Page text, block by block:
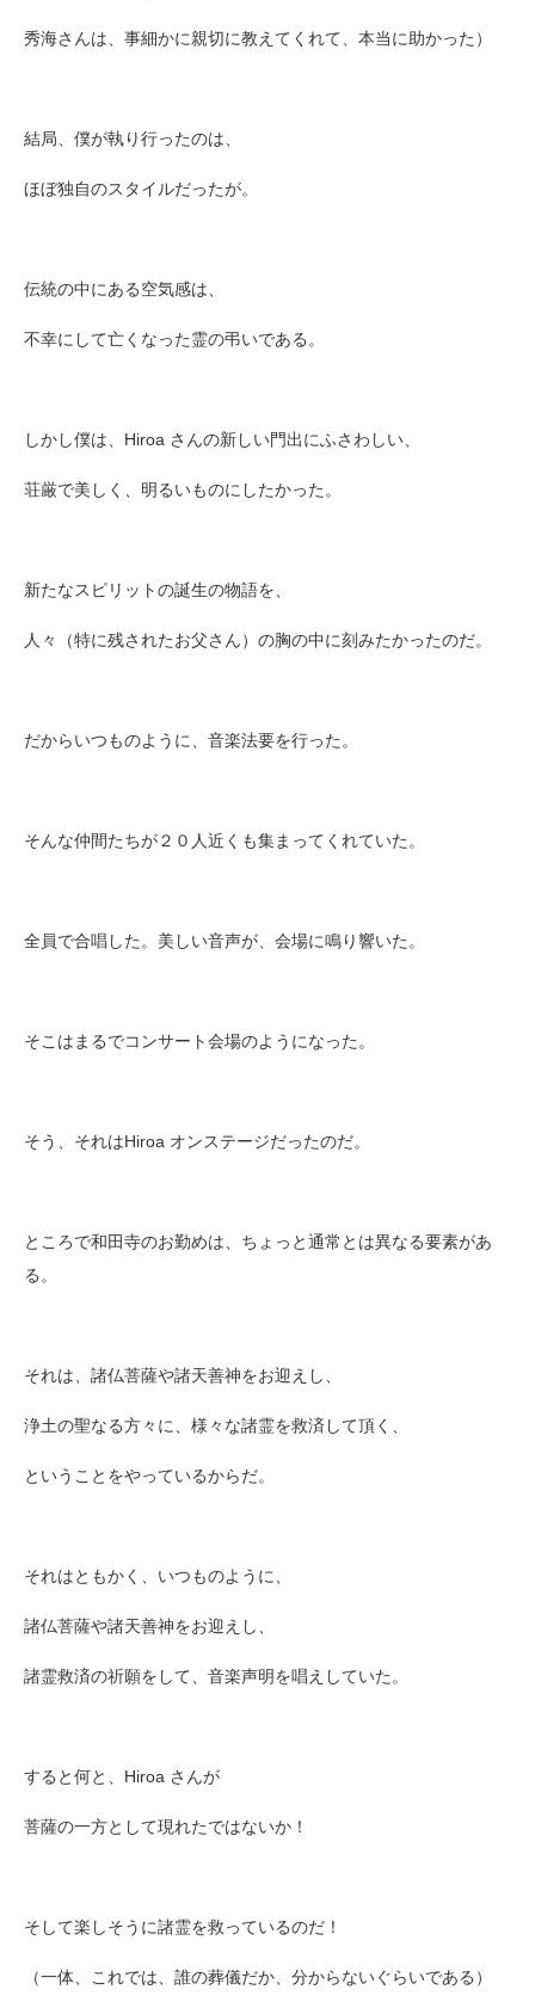
秀海さんは、事細かに親切に教えてくれて、本当に助かった）
結局、僕が執り行ったのは、
ほぼ独自のスタイルだったが。
伝統の中にある空気感は、
不幸にして亡くなった霊の弔いである。
しかし僕は、Hiroa さんの新しい門出にふさわしい、
荘厳で美しく、明るいものにしたかった。
新たなスピリットの誕生の物語を、
人々（特に残されたお父さん）の胸の中に刻みたかったのだ。
だからいつものように、音楽法要を行った。
そんな仲間たちが２０人近くも集まってくれていた。
全員で合唱した。美しい音声が、会場に鳴り響いた。
そこはまるでコンサート会場のようになった。
そう、それはHiroa オンステージだったのだ。
ところで和田寺のお勤めは、ちょっと通常とは異なる要素があ
る。
それは、諸仏菩薩や諸天善神をお迎えし、
浄土の聖なる方々に、様々な諸霊を救済して頂く、
ということをやっているからだ。
それはともかく、いつものように、
諸仏菩薩や諸天善神をお迎えし、
諸霊救済の祈願をして、音楽声明を唱えしていた。
すると何と、Hiroa さんが
菩薩の一方として現れたではないか！
そして楽しそうに諸霊を救っているのだ！
（一体、これでは、誰の葬儀だか、分からないぐらいである）